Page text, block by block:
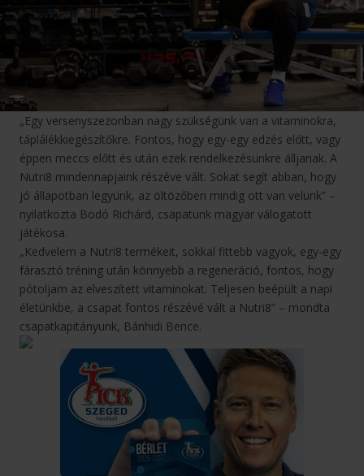
„Egy versenyszezonban nagy szükségünk van a vitaminokra,
táplálékkiegészítőkre. Fontos, hogy egy-egy edzés előtt, vagy
éppen meccs előtt és után ezek rendelkezésünkre álljanak. A
Nutri8 mindennapjaink részéve vált. Sokat segít abban, hogy
jó állapotban legyünk, az öltözőben mindig ott van velünk” –
nyilatkozta Bodó Richárd, csapatunk magyar válogatott
játékosa.
„Kedvelem a Nutri8 termékeit, sokkal fittebb vagyok, egy-egy
fárasztó tréning után könnyebb a regeneráció, fontos, hogy
pótoljam az elveszített vitaminokat. Teljesen beépült a napi
életünkbe, a csapat fontos részévé vált a Nutri8” – mondta
csapatkapitányunk, Bánhidi Bence.